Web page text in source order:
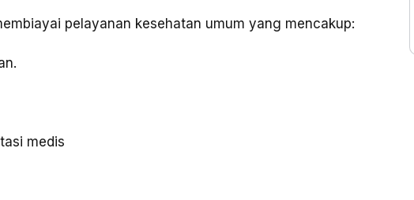
pelayanan kesehatan umum yang mencakup:
medis